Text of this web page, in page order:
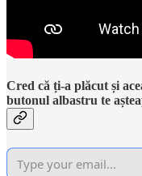
Cred că ți-a plăcut și
butonul albastru te